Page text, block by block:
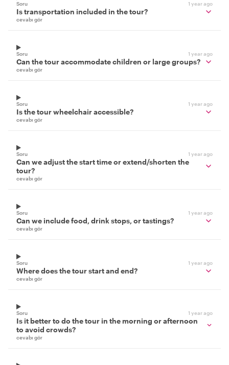
Soru 1 year ago
Is transportation included in the tour?
cevabı gör
Soru 1 year ago
Can the tour accommodate children or large groups?
cevabı gör
Soru 1 year ago
Is the tour wheelchair accessible?
cevabı gör
Soru 1 year ago
Can we adjust the start time or extend/shorten the
tour?
cevabı gör
Soru 1 year ago
Can we include food, drink stops, or tastings?
cevabı gör
Soru 1 year ago
Where does the tour start and end?
cevabı gör
Soru 1 year ago
Is it better to do the tour in the morning or afternoon
to avoid crowds?
cevabı gör